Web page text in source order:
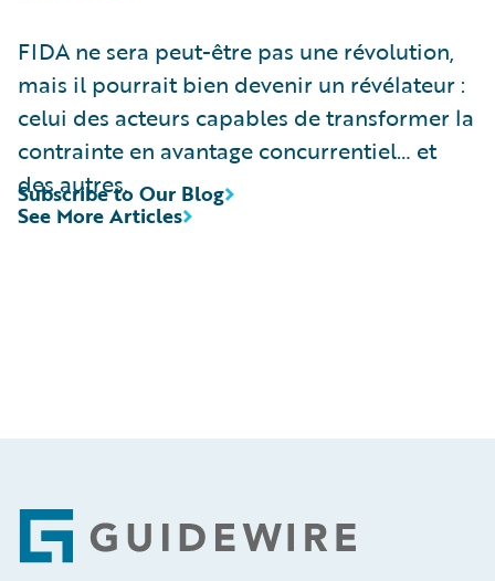
FIDA ne sera peut-être pas une révolution,
mais il pourrait bien devenir un révélateur :
celui des acteurs capables de transformer la
contrainte en avantage concurrentiel… et
des autres.
See More Articles
Subscribe to Our Blog
Footer